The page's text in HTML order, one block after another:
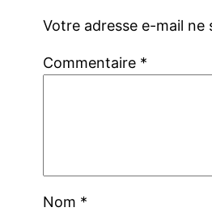
Votre adresse e-mail ne
Commentaire *
Nom *